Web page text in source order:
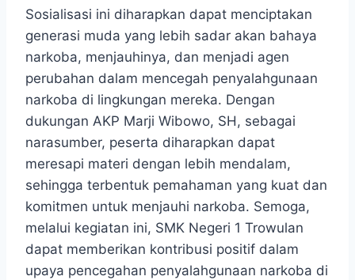
Sosialisasi ini diharapkan dapat menciptakan
generasi muda yang lebih sadar akan bahaya
narkoba, menjauhinya, dan menjadi agen
perubahan dalam mencegah penyalahgunaan
narkoba di lingkungan mereka. Dengan
dukungan AKP Marji Wibowo, SH, sebagai
narasumber, peserta diharapkan dapat
meresapi materi dengan lebih mendalam,
sehingga terbentuk pemahaman yang kuat dan
komitmen untuk menjauhi narkoba. Semoga,
melalui kegiatan ini, SMK Negeri 1 Trowulan
dapat memberikan kontribusi positif dalam
upaya pencegahan penyalahgunaan narkoba di